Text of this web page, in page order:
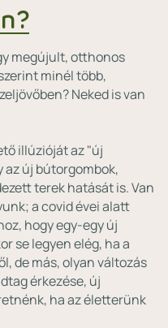
megújult, otthonos
minél több,
Neked is van
illúzióját az "új
az új bútorgombok,
terek hatását is. Van
a covid évei alatt
hogy egy-egy új
se legyen elég, ha a
de más, olyan változás
érkezése, új
ha az életterünk